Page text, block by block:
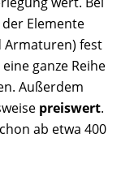
Elemente
Armaturen) fest
ganze Reihe
Außerdem
preiswert.
ab etwa 400